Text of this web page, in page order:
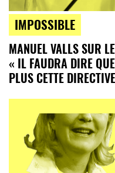
IMPOSSIBLE
MANUEL VALLS SUR
« IL FAUDRA DIRE
PLUS CETTE